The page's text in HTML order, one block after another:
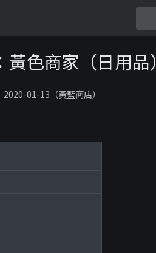
色商家（日用品）
2020-01-13（黃藍商店）